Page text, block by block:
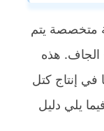
متخصصة يتم
الجاف. هذه
في إنتاج كتل
يلي دليل